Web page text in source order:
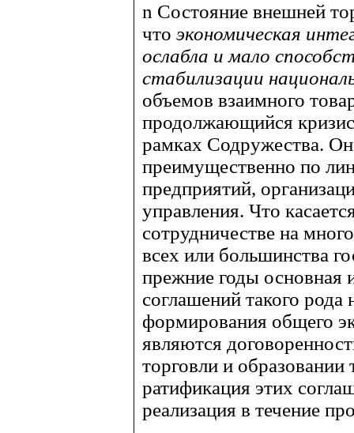
n Состояние внешней
что экономическая
ослабла и мало
стабилизации
объемов взаимного
продолжающийся
рамках Содружества.
преимущественно по
предприятий,
управления. Что
сотрудничестве на
всех или большинства
прежние годы основная
соглашений такого
формирования общего
являются
торговли и
ратификация этих
реализация в течение